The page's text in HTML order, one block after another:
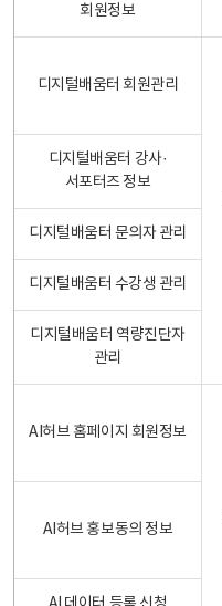
회원정보
디지털배움터 회원관리
디지털배움터 강사·
서포터즈 정보
디지털배움터 문의자 관리
디지털배움터 수강생 관리
디지털배움터 역량진단자
관리
AI허브 홈페이지 회원정보
AI허브 홍보동의 정보